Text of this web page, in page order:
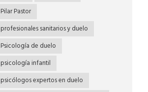
Pilar Pastor
profesionales sanitarios y duelo
Psicología de duelo
psicología infantil
psicólogos expertos en duelo